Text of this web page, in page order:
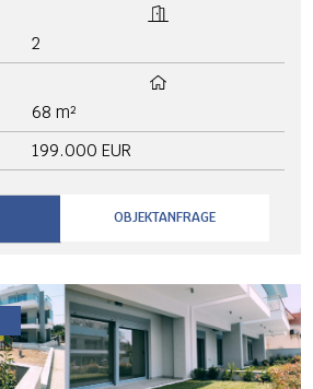
2
68 m²
199.000 EUR
OBJEKTANFRAGE